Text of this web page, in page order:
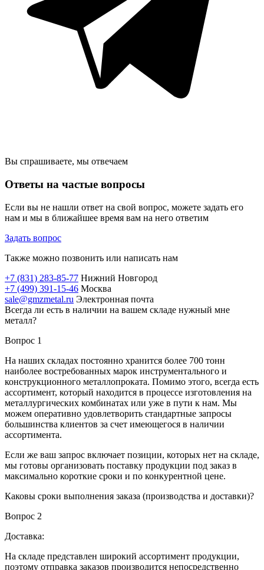
Вы спрашиваете, мы отвечаем
Ответы на частые вопросы
Если вы не нашли ответ на свой вопрос, можете задать его
нам и мы в ближайшее время вам на него ответим
Задать вопрос
Также можно позвонить или написать нам
+7 (831) 283-85-77 Нижний Новгород
+7 (499) 391-15-46 Москва
sale@gmzmetal.ru Электронная почта
Всегда ли есть в наличии на вашем складе нужный мне
металл?
Вопрос 1
На наших складах постоянно хранится более 700 тонн
наиболее востребованных марок инструментального и
конструкционного металлопроката. Помимо этого, всегда есть
ассортимент, который находится в процессе изготовления на
металлургических комбинатах или уже в пути к нам. Мы
можем оперативно удовлетворить стандартные запросы
большинства клиентов за счет имеющегося в наличии
ассортимента.
Если же ваш запрос включает позиции, которых нет на складе,
мы готовы организовать поставку продукции под заказ в
максимально короткие сроки и по конкурентной цене.
Каковы сроки выполнения заказа (производства и доставки)?
Вопрос 2
Доставка:
На складе представлен широкий ассортимент продукции,
поэтому отправка заказов производится непосредственно